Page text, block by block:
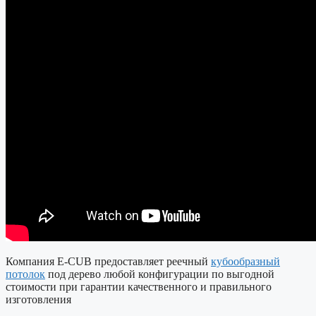
Компания E-CUB предоставляет реечный кубообразный
потолок под дерево любой конфигурации по выгодной
стоимости при гарантии качественного и правильного
изготовления